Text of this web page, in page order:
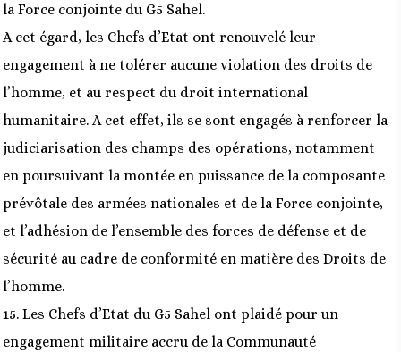
la Force conjointe du G5 Sahel.
A cet égard, les Chefs d’Etat ont renouvelé leur
engagement à ne tolérer aucune violation des droits de
l’homme, et au respect du droit international
humanitaire. A cet effet, ils se sont engagés à renforcer la
judiciarisation des champs des opérations, notamment
en poursuivant la montée en puissance de la composante
prévôtale des armées nationales et de la Force conjointe,
et l’adhésion de l’ensemble des forces de défense et de
sécurité au cadre de conformité en matière des Droits de
l’homme.
15. Les Chefs d’Etat du G5 Sahel ont plaidé pour un
engagement militaire accru de la Communauté